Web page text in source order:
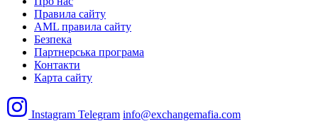
Правила сайту
AML правила сайту
Безпека
Партнерська програма
Контакти
Карта сайту
Instagram Telegram info@exchangemafia.com